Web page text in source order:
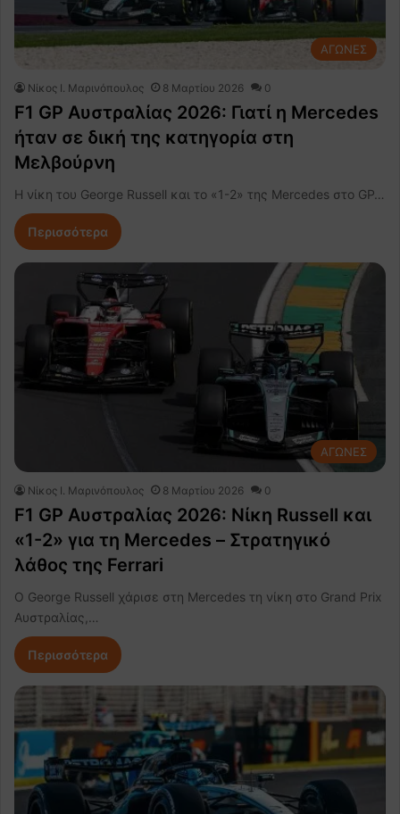
ΑΓΩΝΕΣ
Nίκος Ι. Mαρινόπουλος 8 Μαρτίου 2026 0
F1 GP Αυστραλίας 2026: Γιατί η Mercedes
ήταν σε δική της κατηγορία στη
Μελβούρνη
Η νίκη του George Russell και το «1-2» της Mercedes στο GP…
Περισσότερα
ΑΓΩΝΕΣ
Nίκος Ι. Mαρινόπουλος 8 Μαρτίου 2026 0
F1 GP Αυστραλίας 2026: Νίκη Russell και
«1-2» για τη Mercedes – Στρατηγικό
λάθος της Ferrari
Ο George Russell χάρισε στη Mercedes τη νίκη στο Grand Prix
Αυστραλίας,…
Περισσότερα